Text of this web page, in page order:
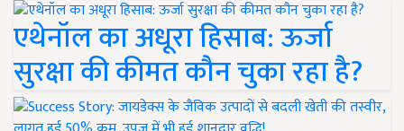
एथेनॉल का अधूरा हिसाब: ऊर्जा
सुरक्षा की कीमत कौन चुका रहा है?